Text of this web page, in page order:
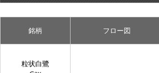
銘柄 フロー図
粒状白鷺